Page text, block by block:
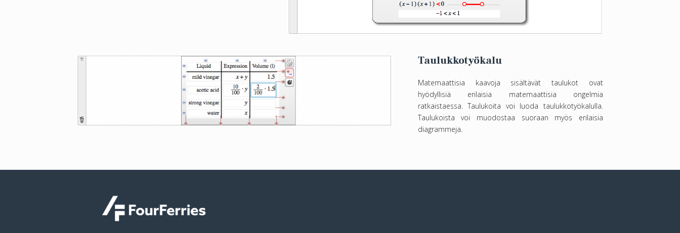
Taulukkotyökalu
Matemaattisia kaavoja sisältävät taulukot ovat
hyödyllisiä erilaisia matemaattisia ongelmia
ratkaistaessa. Taulukoita voi luoda taulukkotyökalulla.
Taulukoista voi muodostaa suoraan myös erilaisia
diagrammeja.